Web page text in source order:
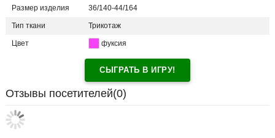
Размер изделия 36/140-44/164
Тип ткани Трикотаж
Цвет фуксия
СЫГРАТЬ В ИГРУ!
Отзывы посетителей(0)